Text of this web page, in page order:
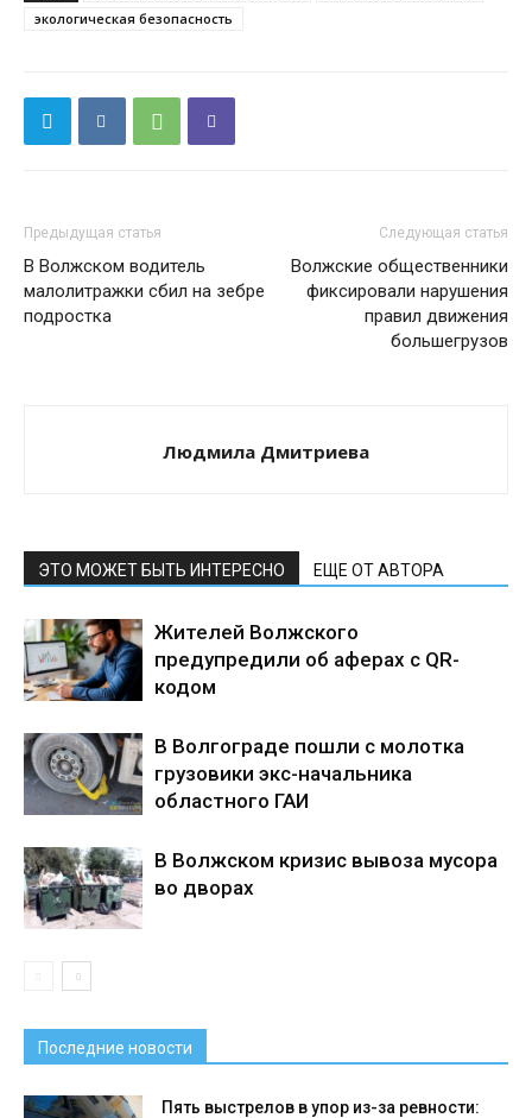
экологическая безопасность
Предыдущая статья
В Волжском водитель
малолитражки сбил на зебре
подростка
Следующая статья
Волжские общественники
фиксировали нарушения
правил движения
большегрузов
Людмила Дмитриева
ЭТО МОЖЕТ БЫТЬ ИНТЕРЕСНО ЕЩЕ ОТ АВТОРА
Жителей Волжского
предупредили об аферах с QR-
кодом
В Волгограде пошли с молотка
грузовики экс-начальника
областного ГАИ
В Волжском кризис вывоза мусора
во дворах
Последние новости
Пять выстрелов в упор из-за ревности: